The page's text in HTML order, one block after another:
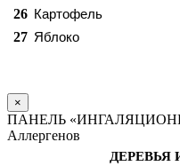
26 Картофель
27 Яблоко
×
ПАНЕЛЬ
Аллергенов
ДЕРЕВЬЯ